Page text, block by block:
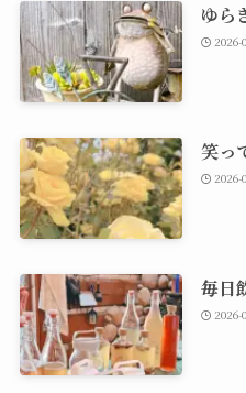
ゆら
2026-
笑っ
2026-
毎日
2026-